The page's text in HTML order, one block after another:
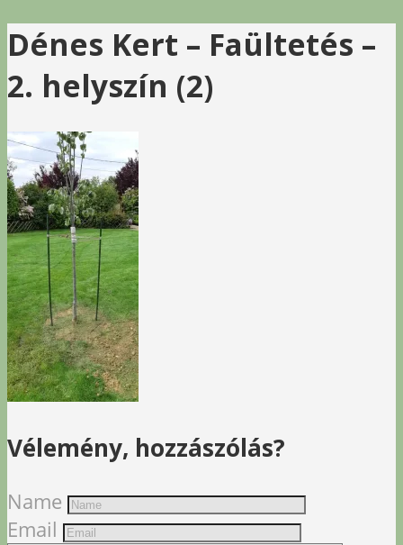
Dénes Kert – Faültetés –
2. helyszín (2)
Vélemény, hozzászólás?
Name
Email